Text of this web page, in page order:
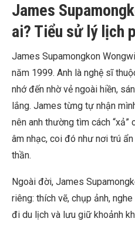
James
ai? Tiểu sử lý lịch
James Supamongkon
năm 1999. Anh là nghệ sĩ
nhớ đến nhờ vẻ ngoài hiền,
lắng. James từng tự nhận
nên anh thường tìm cách “xả”
âm nhạc, coi đó như nơi trú
thần.
Ngoài đời, James
riêng: thích vẽ, chụp ảnh,
đi du lịch và lưu giữ khoảnh